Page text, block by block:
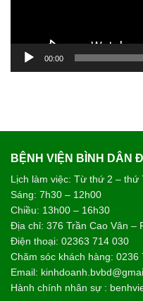
00:00
BỆNH VIỆN BÌNH DÂN
Lịch làm việc: Từ thứ 2 – thứ
Sáng: 7h30 – 12h00
Chiều: 13h00 – 16h30
Địa chỉ: 376 Trần Cao Vân –
Điện thoại: 02363 714 030
Chăm sóc khách hàng: 0236
Email:
Hành chính nhân sự :